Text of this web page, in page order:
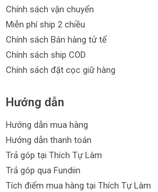
Chính sách vận chuyển
Miễn phí ship 2 chiều
Chính sách Bán hàng tử tế
Chính sách ship COD
Chính sách đặt cọc giữ hàng
Hướng dẫn
Hướng dẫn mua hàng
Hướng dẫn thanh toán
Trả góp tại Thích Tự Làm
Trả góp qua Fundiin
Tích điểm mua hàng tại Thích Tự Làm